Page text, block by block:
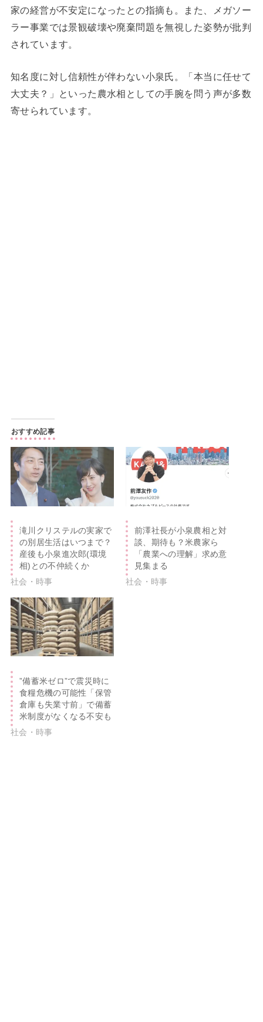
家の経営が不安定になったとの指摘も。また、メガソー
ラー事業では景観破壊や廃棄問題を無視した姿勢が批判
されています。
知名度に対し信頼性が伴わない小泉氏。「本当に任せて
大丈夫？」といった農水相としての手腕を問う声が多数
寄せられています。
おすすめ記事
滝川クリステルの実家で
の別居生活はいつまで？
産後も小泉進次郎(環境
相)との不仲続くか
社会・時事
前澤社長が小泉農相と対
談、期待も？米農家ら
「農業への理解」求め意
見集まる
社会・時事
”備蓄米ゼロ”で震災時に
食糧危機の可能性「保管
倉庫も失業寸前」で備蓄
米制度がなくなる不安も
社会・時事